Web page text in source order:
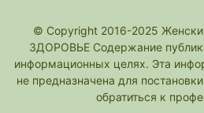
© Copyright 2016-2025
ЗДОРОВЬЕ Содержание
информационных целях. Эта
не предназначена для
обратиться к